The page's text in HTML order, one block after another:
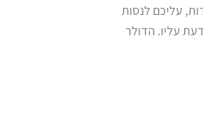
עליכם לנסות
עליו. הדולר